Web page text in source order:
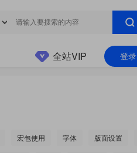
登录
全站VIP
宏包使用 字体 版面设置